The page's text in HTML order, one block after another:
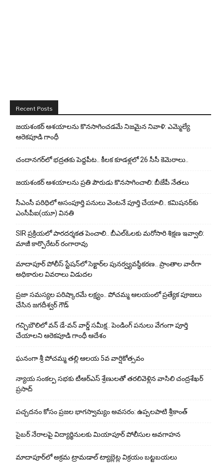
Recent Posts
జయశంకర్ ఆశయాలను కొనసాగించడమే నిజమైన నివాళి: ఎమ్మెల్యే
ఆరెక‌పూడి గాంధీ
చందానగర్‌లో భద్రతకు పెద్దపీట.. కీలక కూడళ్లలో 26 సీసీ కెమెరాలు..
జయశంకర్ ఆశయాలను ప్రతి పౌరుడు కొనసాగించాలి: బీజేపీ నేతలు
సీఎంసీ పరిధిలో అసంపూర్తి పనులు వెంటనే పూర్తి చేయాలి.. కమిషనర్‌కు
ఎంసీపీఐ(యూ) వినతి
SIR ప్రక్రియలో పారదర్శకత పెంచాలి.. బీఎల్ఓలకు మరోసారి శిక్షణ ఇవ్వాలి:
మాజీ కార్పొరేటర్ రంగారావు
మాదాపూర్ పోలీస్‌ స్టేషన్‌లో సెక్టార్‌ల పునర్వ్యవస్థీకరణ.. ప్రాంతాల వారీగా
అధికారుల వివరాలు విడుదల
ప్రజా సమస్యల పరిష్కారమే లక్ష్యం.. పోచమ్మ ఆలయంలో ప్రత్యేక పూజలు
చేసిన జగదీశ్వర్ గౌడ్
గచ్చిబౌలిలో వన్ డే-వన్ వార్డ్ సమీక్ష.. పెండింగ్ పనులు వేగంగా పూర్తి
చేయాలని ఆరెకపూడి గాంధీ ఆదేశం
ఘ‌నంగా శ్రీ పోచమ్మ త‌ల్లి ఆలయ 5వ వార్షికోత్సవం
న్యాయ సంక‌ల్ప స‌భ‌కు టీఆర్ఎస్ శ్రేణుల‌తో త‌ర‌లివెళ్లిన వాసిలి చంద్ర‌శేఖ‌ర్
ప్ర‌సాద్
పచ్చదనం కోసం ప్రజల భాగస్వామ్యం అవసరం: ఉప్పలపాటి శ్రీకాంత్
సైబర్ నేరాలపై విద్యార్థినులకు మియాపూర్ పోలీసుల అవగాహన
మాదాపూర్‌లో అక్రమ ట్రామడాల్ ట్యాబ్లెట్ల విక్రయం బట్టబయలు